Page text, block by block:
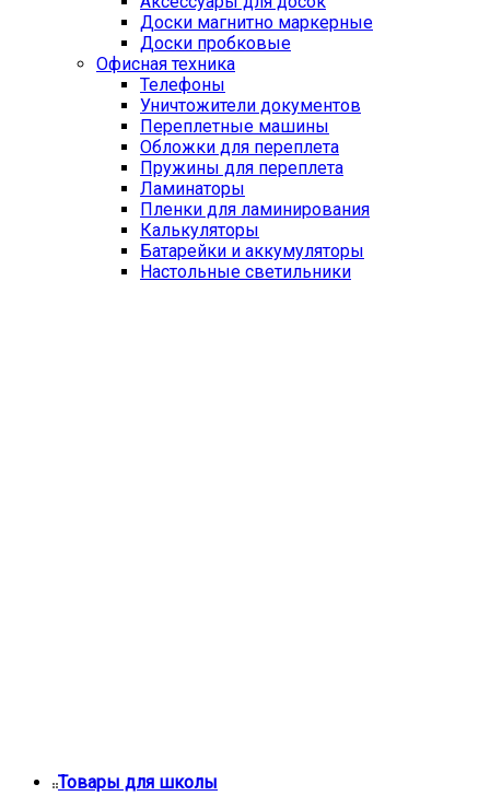
Доски магнитно маркерные
Доски пробковые
Офисная техника
Телефоны
Уничтожители документов
Переплетные машины
Обложки для переплета
Пружины для переплета
Ламинаторы
Пленки для ламинирования
Калькуляторы
Батарейки и аккумуляторы
Настольные светильники
Товары для школы